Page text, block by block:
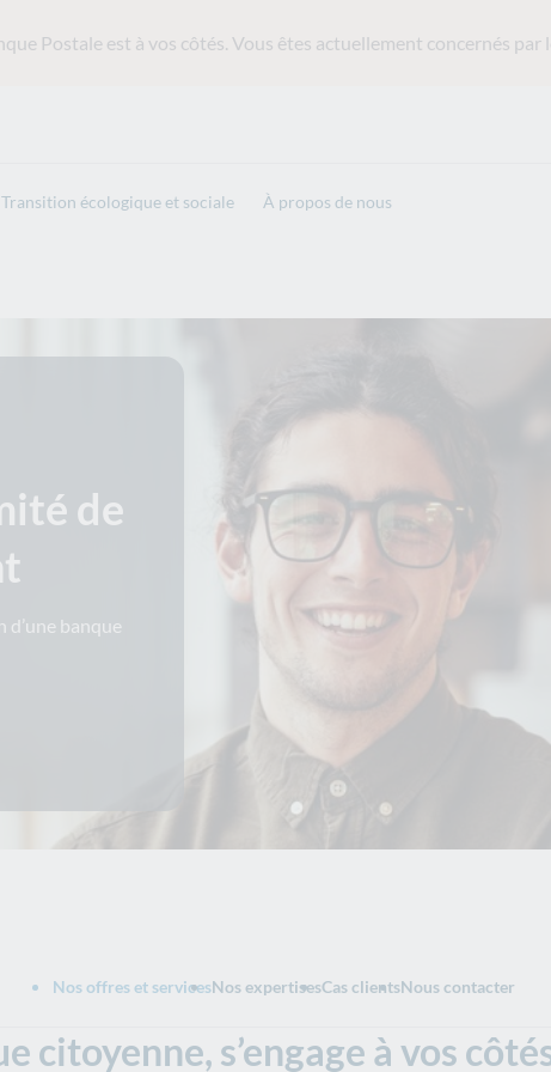
Postale est à vos côtés. Vous êtes actuellement concernés par
Transition écologique et sociale À propos de nous
de
d’une banque
Nos offres et servicesNos expertisesCas clientsNous contacter
citoyenne, s’engage à vos